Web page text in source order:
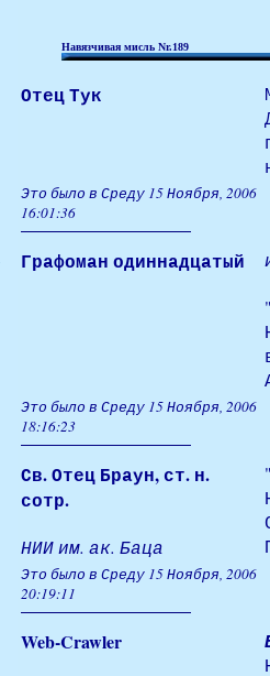
Навязчивая мисль Nr.189
Отец Тук
Это было в Среду 15 Ноября, 2006
16:01:36
Графоман одиннадцатый
Это было в Среду 15 Ноября, 2006
18:16:23
Св. Отец Браун, ст. н.
сотр.
НИИ им. ак. Баца
Это было в Среду 15 Ноября, 2006
20:19:11
Web-Crawler